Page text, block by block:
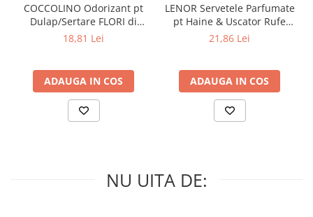
COCCOLINO Odorizant pt
Dulap/Sertare FLORI di
PRIMAVERA 3 buc
18,81 Lei
ADAUGA IN COS
LENOR Servetele Parfumate
pt Haine & Uscator Rufe
SPRING AWAKENING 34 buc
21,86 Lei
ADAUGA IN COS
NU UITA DE: